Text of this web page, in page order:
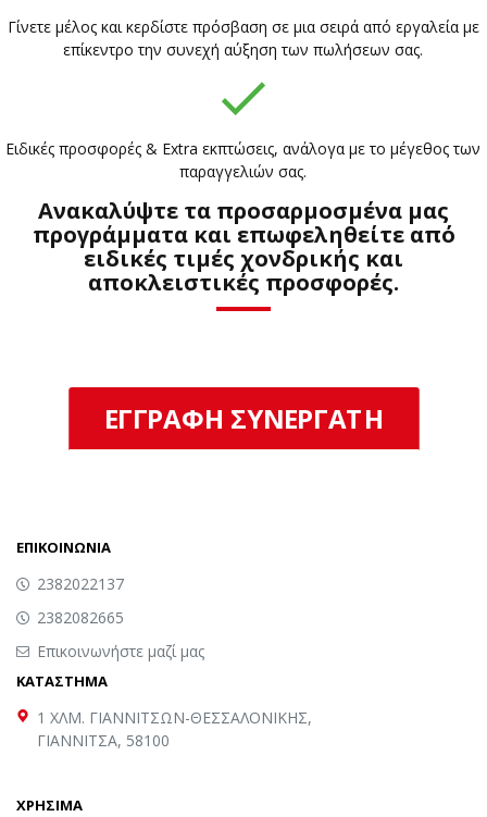
Γίνετε μέλος και κερδίστε πρόσβαση σε μια σειρά από εργαλεία με
επίκεντρο την συνεχή αύξηση των πωλήσεων σας.
Ειδικές προσφορές & Extra εκπτώσεις, ανάλογα με το μέγεθος των
παραγγελιών σας.
Ανακαλύψτε τα προσαρμοσμένα μας
προγράμματα και επωφεληθείτε από
ειδικές τιμές χονδρικής και
αποκλειστικές προσφορές.
ΕΓΓΡΑΦΗ ΣΥΝΕΡΓΑΤΗ
ΕΠΙΚΟΙΝΩΝΙΑ
2382022137
2382082665
Επικοινωνήστε μαζί μας
ΚΑΤΑΣΤΗΜΑ
1 ΧΛΜ. ΓΙΑΝΝΙΤΣΩΝ-ΘΕΣΣΑΛΟΝΙΚΗΣ,
ΓΙΑΝΝΙΤΣΑ, 58100
ΧΡΗΣΙΜΑ